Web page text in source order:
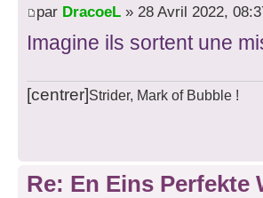
par DracoeL » 28 Avril 2022,
Imagine ils sortent une
[centrer]Strider, Mark of Bubble !
Re: En Eins Perfekte